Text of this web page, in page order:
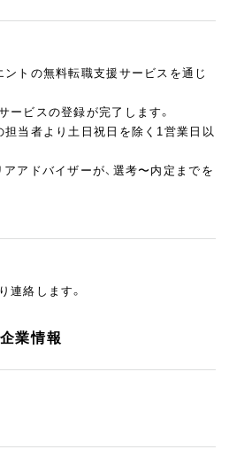
ントの無料転職支援サービスを通じ
ビスの登録が完了します。
当者より土日祝日を除く1営業日以
アドバイザーが、選考〜内定までを
連絡します。
企業情報